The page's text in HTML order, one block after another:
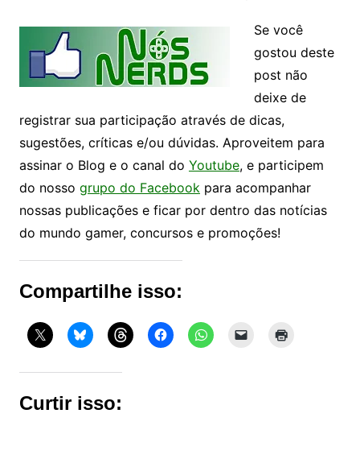
Se você
gostou deste
post não
deixe de
registrar sua participação através de dicas,
sugestões, críticas e/ou dúvidas. Aproveitem para
assinar o Blog e o canal do Youtube, e participem
do nosso grupo do Facebook para acompanhar
nossas publicações e ficar por dentro das notícias
do mundo gamer, concursos e promoções!
Compartilhe isso:
Curtir isso: